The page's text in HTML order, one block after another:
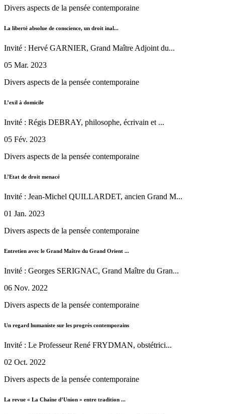
Divers aspects de la pensée contemporaine
La liberté absolue de conscience, un droit inal...
Invité : Hervé GARNIER, Grand Maître Adjoint du...
05 Mar. 2023
Divers aspects de la pensée contemporaine
L’exil à domicile
Invité : Régis DEBRAY, philosophe, écrivain et ...
05 Fév. 2023
Divers aspects de la pensée contemporaine
L’Etat de droit menacé
Invité : Jean-Michel QUILLARDET, ancien Grand M...
01 Jan. 2023
Divers aspects de la pensée contemporaine
Entretien avec le Grand Maître du Grand Orient ...
Invité : Georges SERIGNAC, Grand Maître du Gran...
06 Nov. 2022
Divers aspects de la pensée contemporaine
Un regard humaniste sur les progrès contemporains
Invité : Le Professeur René FRYDMAN, obstétrici...
02 Oct. 2022
Divers aspects de la pensée contemporaine
La revue « La Chaîne d’Union » entre tradition ...